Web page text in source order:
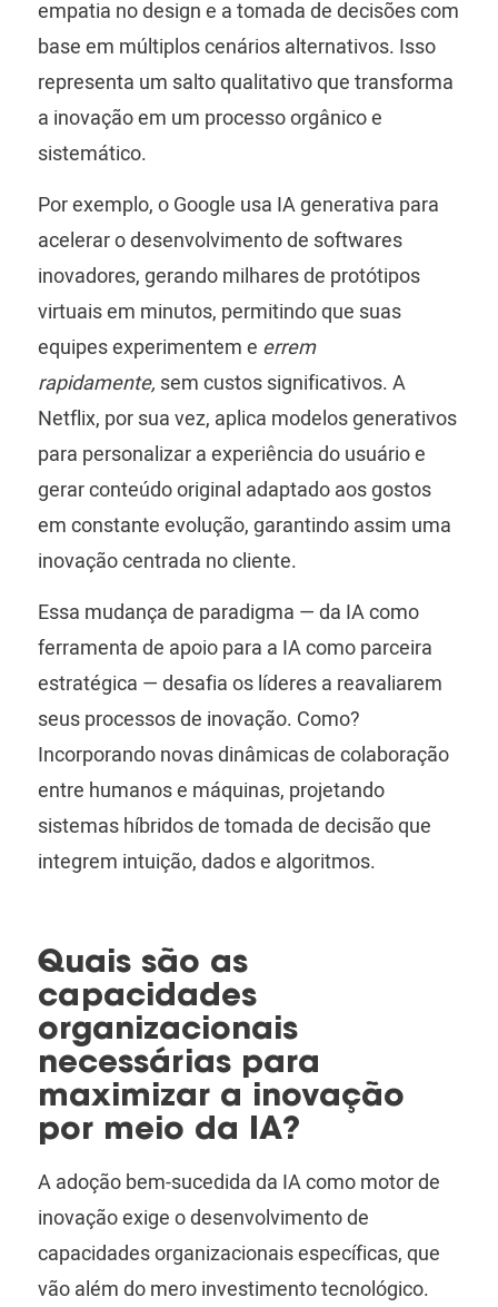
empatia no design e a tomada de decisões com
base em múltiplos cenários alternativos. Isso
representa um salto qualitativo que transforma
a inovação em um processo orgânico e
sistemático.
Por exemplo, o Google usa IA generativa para
acelerar o desenvolvimento de softwares
inovadores, gerando milhares de protótipos
virtuais em minutos, permitindo que suas
equipes experimentem e errem
rapidamente, sem custos significativos. A
Netflix, por sua vez, aplica modelos generativos
para personalizar a experiência do usuário e
gerar conteúdo original adaptado aos gostos
em constante evolução, garantindo assim uma
inovação centrada no cliente.
Essa mudança de paradigma — da IA ​​como
ferramenta de apoio para a IA como parceira
estratégica — desafia os líderes a reavaliarem
seus processos de inovação. Como?
Incorporando novas dinâmicas de colaboração
entre humanos e máquinas, projetando
sistemas híbridos de tomada de decisão que
integrem intuição, dados e algoritmos.
Quais são as
capacidades
organizacionais
necessárias para
maximizar a inovação
por meio da IA?
A adoção bem-sucedida da IA ​​como motor de
inovação exige o desenvolvimento de
capacidades organizacionais específicas, que
vão além do mero investimento tecnológico.